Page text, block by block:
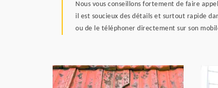
Nous vous conseillons fortement de faire
il est soucieux des détails et surtout rapide
ou de le téléphoner directement sur son